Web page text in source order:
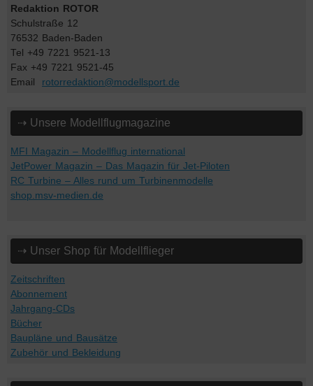
Redaktion ROTOR
Schulstraße 12
76532 Baden-Baden
Tel +49 7221 9521-13
Fax +49 7221 9521-45
Email rotorredaktion@modellsport.de
⇢ Unsere Modellflugmagazine
MFI Magazin – Modellflug international
JetPower Magazin – Das Magazin für Jet-Piloten
RC Turbine – Alles rund um Turbinenmodelle
shop.msv-medien.de
⇢ Unser Shop für Modellflieger
Zeitschriften
Abonnement
Jahrgang-CDs
Bücher
Baupläne und Bausätze
Zubehör und Bekleidung